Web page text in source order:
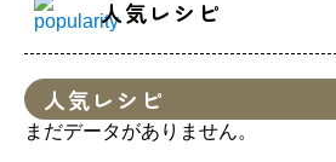
人気レシピ
人気レシピ
まだデータがありません。